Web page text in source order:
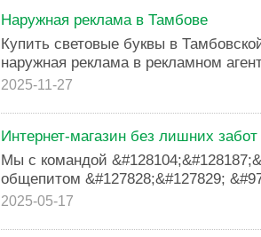
Наружная реклама в Тамбове
Купить световые буквы в
наружная реклама в рекламном
2025-11-27
Интернет-магазин без лишних
Мы с командой
общепитом &#127828;&#127829;
2025-05-17